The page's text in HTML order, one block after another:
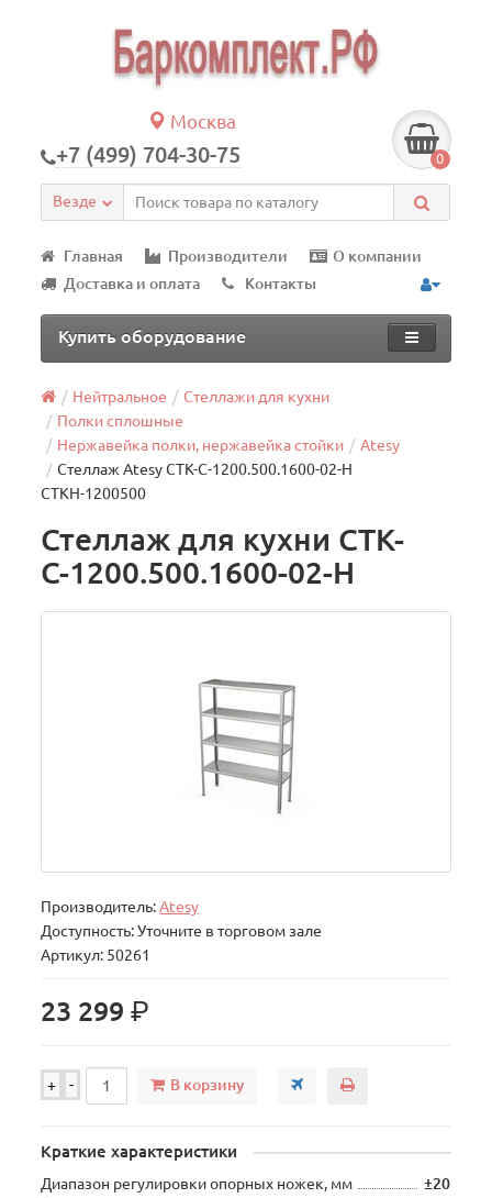
Москва
+7 (499) 704-30-75 0
Везде
Главная Производители
О компании
Доставка и оплата
Контакты
Купить оборудование
Нейтральное
Стеллажи для кухни
Полки сплошные
Нержавейка полки, нержавейка стойки
Atesy
Стеллаж Atesy СТК-С-1200.500.1600-02-Н
СТКН-1200500
Стеллаж для кухни СТК-
С-1200.500.1600-02-Н
Производитель:Atesy
Доступность: Уточните в торговом зале
Артикул: 50261
23 299р.
+ - В корзину
Краткие характеристики
Диапазон регулировки опорных ножек, мм
±20